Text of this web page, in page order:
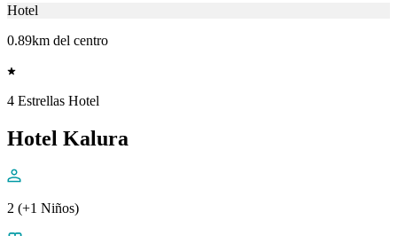
Hotel
0.89km del centro
4 Estrellas Hotel
Hotel Kalura
2 (+1 Niños)